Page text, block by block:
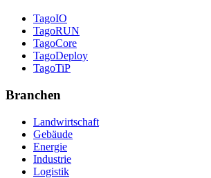
TagoIO
TagoRUN
TagoCore
TagoDeploy
TagoTiP
Branchen
Landwirtschaft
Gebäude
Energie
Industrie
Logistik